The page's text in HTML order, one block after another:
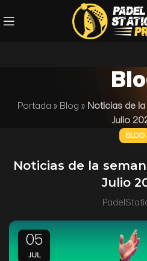
Portada » Blog » Noticias de
Julio
BLOG
Noticias de la
Julio
05
JUL